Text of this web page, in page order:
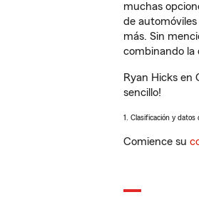
muchas
de
más. Sin
combinando la
Ryan Hicks en
sencillo!
1. Clasificación y
Comience su